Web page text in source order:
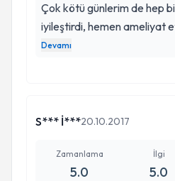
Çok kötü günlerim de hep
iyileştirdi, hemen ameliyat
geldiğinde ameliyatını yaptı.
Doktorum'dur. Hem
Teşekkürler
Devamı
S*** İ***20.10.2017
Zamanlama
5.0
İlgi
5.0